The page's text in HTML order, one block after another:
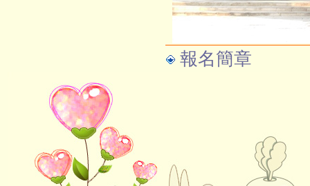
報名簡章